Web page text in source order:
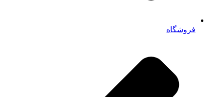
فروشگاه